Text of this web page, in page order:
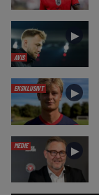
AVIS
►
EKSKLUSIVT ►
MEDIE ►